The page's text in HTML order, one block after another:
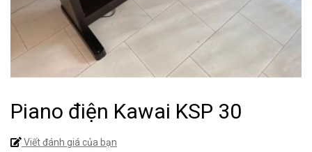
Piano điện Kawai KSP 30
Viết đánh giá của bạn